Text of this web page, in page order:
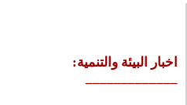
:اخبار البيئة والتنمية